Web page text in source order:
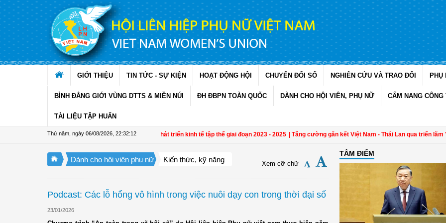
Truy cập nội dung luôn
GIỚI THIỆU TIN TỨC - SỰ KIỆN HOẠT ĐỘNG HỘI CHUYỂN ĐỔI SỐ NGHIÊN CỨU VÀ TRAO ĐỔI PHỤ
BÌNH ĐẲNG GIỚI VÙNG DTTS & MIỀN NÚI ĐH ĐBPN TOÀN QUỐC DÀNH CHO HỘI VIÊN, PHỤ NỮ CẨM NANG CÔNG
TÀI LIỆU TẬP HUẤN
Thứ năm, ngày 06/08/2026 22:32:13
Đề án 01: Dấu ấn phụ nữ trong phát triển kinh tế tập thể giai đoạn 2023 - 2025 | Tăng cường gắn kết Việt Nam - Thái Lan qua triển lãm
Dành cho hội viên phụ nữ Kiến thức, kỹ năng Xem cỡ chữ
Podcast: Các lỗ hổng vô hình trong việc nuôi dạy con trong thời đại số
23/01/2026
TÂM ĐIỂM